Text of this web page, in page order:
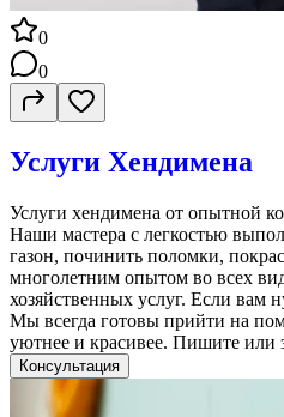
0
0
Услуги Хендимена
Услуги хендимена от опытной
Наши мастера с легкостью
газон, починить поломки,
многолетним опытом во всех
хозяйственных услуг. Если вам
Мы всегда готовы прийти на
уютнее и красивее. Пишите или
Консультация